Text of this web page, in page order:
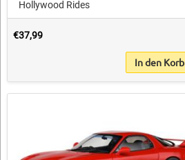
Hollywood Rides
€37,99
In den Korb